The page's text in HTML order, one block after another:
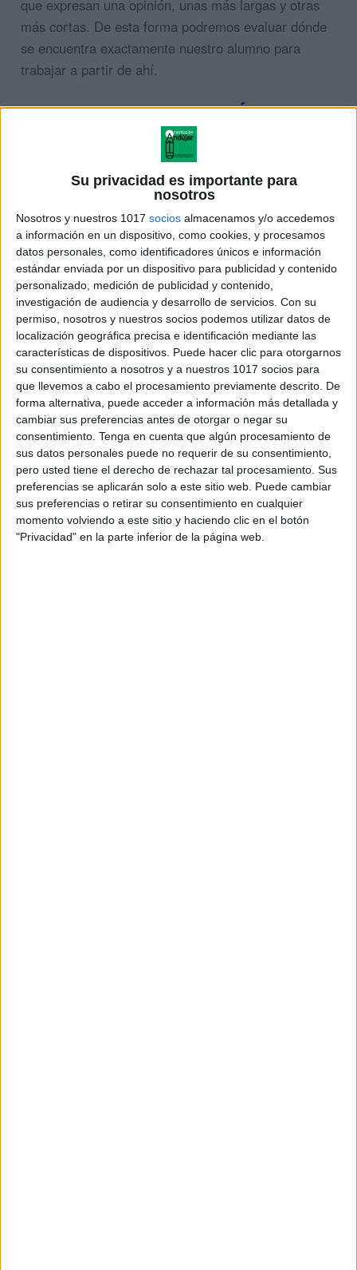
Su privacidad es importante para
nosotros
Nosotros y nuestros 1017 socios almacenamos y/o accedemos
a información en un dispositivo, como cookies, y procesamos
datos personales, como identificadores únicos e información
estándar enviada por un dispositivo para publicidad y contenido
personalizado, medición de publicidad y contenido,
investigación de audiencia y desarrollo de servicios. Con su
permiso, nosotros y nuestros socios podemos utilizar datos de
localización geográfica precisa e identificación mediante las
características de dispositivos. Puede hacer clic para otorgarnos
su consentimiento a nosotros y a nuestros 1017 socios para
que llevemos a cabo el procesamiento previamente descrito. De
forma alternativa, puede acceder a información más detallada y
cambiar sus preferencias antes de otorgar o negar su
consentimiento. Tenga en cuenta que algún procesamiento de
sus datos personales puede no requerir de su consentimiento,
pero usted tiene el derecho de rechazar tal procesamiento. Sus
preferencias se aplicarán solo a este sitio web. Puede cambiar
sus preferencias o retirar su consentimiento en cualquier
momento volviendo a este sitio y haciendo clic en el botón
"Privacidad" en la parte inferior de la página web.
que expresan una opinión, unas más largas y otras
más cortas. De esta forma podremos evaluar dónde
se encuentra exactamente nuestro alumno para
trabajar a partir de ahí.
AL FINAL DE LAS IMÁGENES
DESCARGA EL PDF